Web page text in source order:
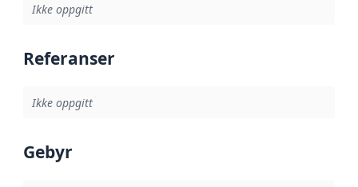
Ikke oppgitt
Referanser
Ikke oppgitt
Gebyr